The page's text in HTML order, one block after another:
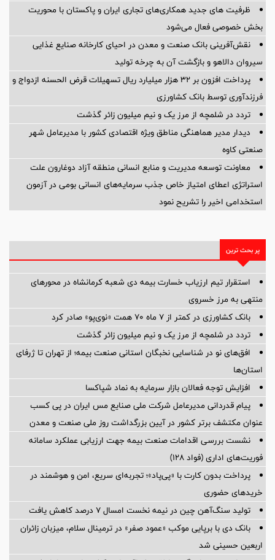
ظرفیت های جدید همکاری‌های تجاری ایران و پاکستان با محوریت
بخش خصوصی فعال می‌شود
نقش‌آفرینی بانک صنعت و معدن در احیای کارخانه صنایع غذایی
سیروان دالاهو و بازگشت آن به چرخه تولید
پرداخت افزون بر 32 هزار میلیارد ریال تسهیلات قرض الحسنه ازدواج و
فرزندآوری توسط بانک کشاورزی
تردد در شلمچه از مرز یک و نیم میلیون زائر گذشت
دیدار مدیر هماهنگی مناطق ویژه اقتصادی کشور با مدیرعامل شهر
صنعتی کاوه
معاونت توسعه مدیریت و منابع انسانی منطقه آزاد دوغارون علت
استراتژی اعطای امتیاز خاص جذب سرمایه‌های انسانی بومی در آزمون
استخدامی اخیر را تشریح نمود
پر بحث ترین
استقرار تیم ارزیاب خسارت بیمه دی شعبه کرمانشاه در محورهای
منتهی به مرز خسروی
بانک کشاورزی در کمتر از ۷ ماه ۷۰ همت «نوی‌پو» صادر کرد
تردد در شلمچه از مرز یک و نیم میلیون زائر گذشت
افق‌های نو در شناسایی نخبگان استانی صنعت بیمه؛ از تهران تا ژرفای
استان‌ها
افزایش توجه فعالان بازار سرمایه به نماد شپاکسا
پیام قدردانی مدیرعامل شرکت ملی صنایع مس ایران در پی کسب
عنوان مکتشف برتر کشور در آیین بزرگداشت روز ملی صنعت و معدن
نشست بررسی اقدامات صنعت بیمه جهت ارزیابی عملکرد سامانه
فوریت‌های اداری (فواد ۱۲۸)
پرداخت بدون کارت با «پی‌پاد»؛ تجربه‌ای سریع، امن و هوشمند در
خریدهای حضوری
تولید سنگ‌آهن چین در نیمه نخست امسال ۷ درصد کاهش یافت
بانک دی با برپایی موکب «عمود صفر» در ترمینال سلام، میزبان زائران
اربعین حسینی شد